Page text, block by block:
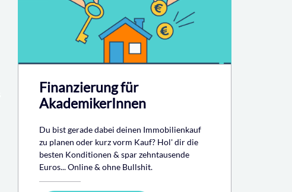
Finanzierung für
AkademikerInnen
Du bist gerade dabei deinen Immobilienkauf
zu planen oder kurz vorm Kauf? Hol' dir die
besten Konditionen & spar zehntausende
Euros... Online & ohne Bullshit.